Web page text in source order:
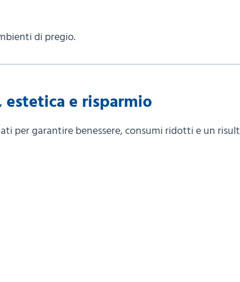
di pregio.
e risparmio
per garantire benessere, consumi ridotti e un